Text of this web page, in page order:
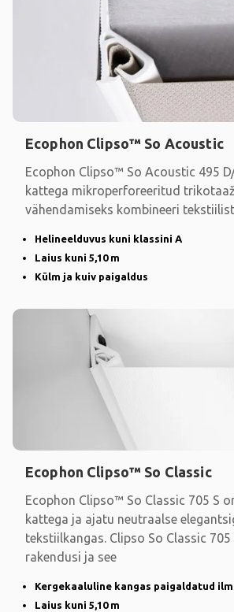
Ecophon Clipso™ So Acoustic
Ecophon Clipso™ So Acoustic 495
kattega mikroperforeeritud
vähendamiseks kombineeri
Helineelduvus kuni klassini A
Laius kuni 5,10 m
Külm ja kuiv paigaldus
Ecophon Clipso™ So Classic
Ecophon Clipso™ So Classic 705 S
kattega ja ajatu neutraalse
tekstiilkangas. Clipso So Classic
rakendusi ja see
Kergekaaluline kangas paigaldatud
Laius kuni 5,10 m